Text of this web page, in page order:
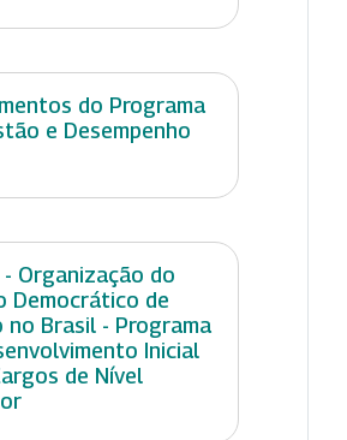
do Programa
e Desempenho
- Organização do
Democrático de
no Brasil - Programa
Inicial
de Nível